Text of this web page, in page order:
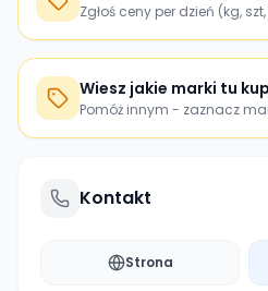
Zgłoś ceny per dzień (kg, szt,
Wiesz jakie marki tu
Pomóż innym - zaznacz
Kontakt
Strona